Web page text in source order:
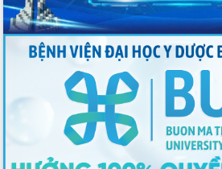
Quyết liệt cải cách hành chính, khơi
thông nguồn lực phát triển
Nâng cao hiệu lực, hiệu quả HĐND
tỉnh thông qua hiện đại hóa hành chính
Xã Ea Phê gắn cải cách hành chính với
chuyển đổi số
Phó Chủ tịch Thường trực UBND tỉnh
Hồ Thị Nguyên Thảo làm việc tại Trung